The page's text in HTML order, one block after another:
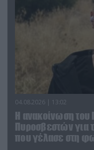
04.08.2026 | 13:02
Η ανακοίνωση του
Πυροσβεστών για
που γέλασε στη